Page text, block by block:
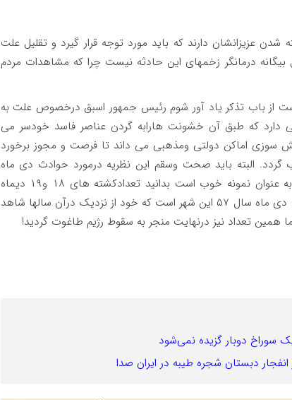
عزیزانشان دارند که باید مورد توجه قرار گیرد و تقلیل علت
درمانگر زخمهای این حادثه نیست چرا که مشاهدات مردم
از باب تذکر یاد آور شوم رئیس جمهور اسبق درخصوص علت به
دارد که طبق آن خشونت هارابه گردن عناصر فاسد خودسر می
سوزی اماکن دولتی ومذهبی می داند تا فرصت و مجوز برخورد
البته باید صحت وسقم این نظریه درمورد حوادث دی ماه
راستی آزمایی گردد. برای درک بهتر فاجعه رخ داده به عنوان نمونه خوب است بدانید تعدادکشته های ۱۸ و۱۹ دیماه
۱۴۰۴ درشهرمشهد مقدس چند برابر کشته های ۹ و۱۰ دی ماه سال ۵۷ این شهر است که خود از نزدیک درآن سالها شاهد
سوراخ دوبار گزیده نمی‌شود
دبستان شجره طیبه در ایران صدا